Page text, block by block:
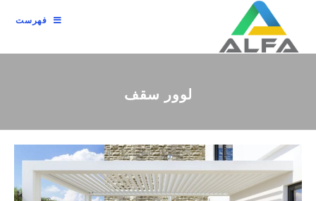
فهرست
لوور سقف